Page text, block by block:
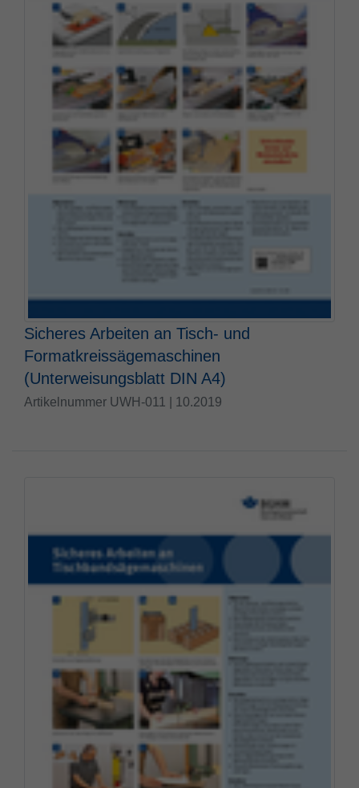
Sicheres Arbeiten an Tisch- und
Formatkreissägemaschinen
(Unterweisungsblatt DIN A4)
Artikelnummer UWH-011 | 10.2019